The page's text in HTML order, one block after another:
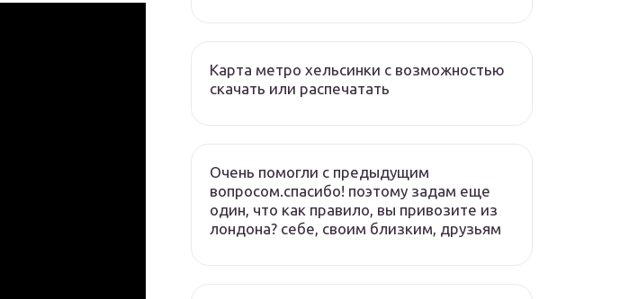
Карта метро хельсинки с возможностью
скачать или распечатать
Очень помогли с предыдущим
вопросом.спасибо! поэтому задам еще
один, что как правило, вы привозите из
лондона? себе, своим близким, друзьям